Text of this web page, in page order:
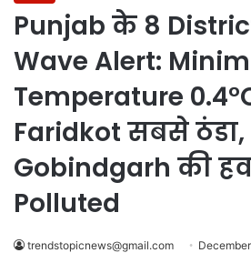
Punjab के 8
Wave Alert:
Temperature
Faridkot सबसे ठंडा,
Gobindgarh की
Polluted
trendstopicnews@gmail.com